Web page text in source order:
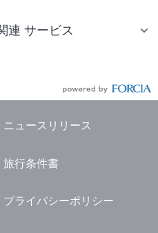
連 サービス
ニュースリリース
旅行条件書
プライバシーポリシー